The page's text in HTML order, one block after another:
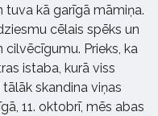
tuva kā garīgā māmiņa.
cēlais spēks un
Prieks, ka
istaba, kurā viss
skandina viņas
11. oktobrī, mēs abas